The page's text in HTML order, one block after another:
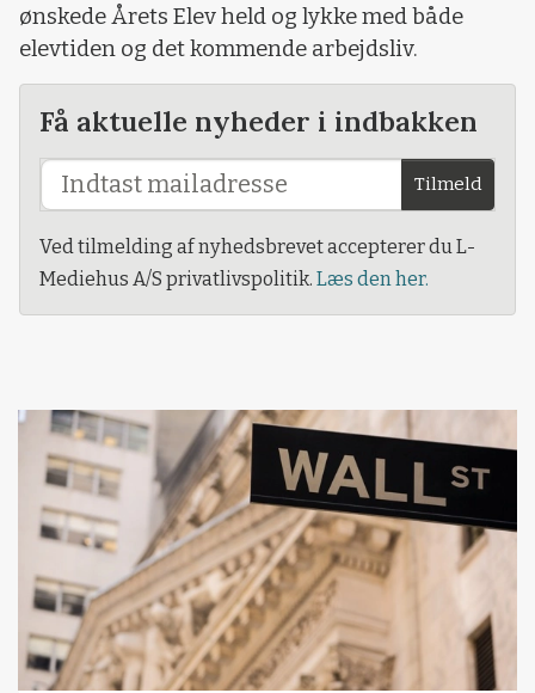
ønskede Årets Elev held og lykke med både
elevtiden og det kommende arbejdsliv.
Få aktuelle nyheder i indbakken
Tilmeld
Ved tilmelding af nyhedsbrevet accepterer du L-
Mediehus A/S privatlivspolitik. Læs den her.